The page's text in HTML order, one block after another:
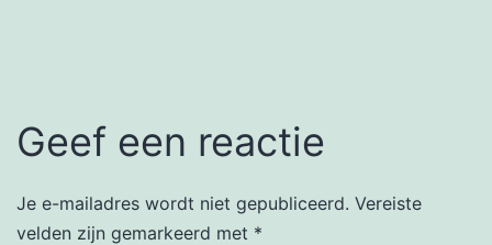
Geef een reactie
Je e-mailadres wordt niet gepubliceerd. Vereiste
velden zijn gemarkeerd met *